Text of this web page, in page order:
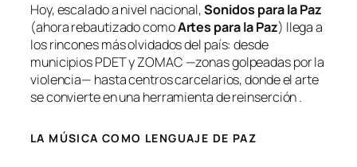
Hoy, escalado a nivel nacional,Sonidos para la Paz
(ahora rebautizado comoArtes para la Paz) llega a
los rincones más olvidados del país: desde
municipios PDET y ZOMAC —zonas golpeadas por la
violencia— hasta centros carcelarios, donde el arte
se convierte en una herramienta de reinserción .
LA MÚSICA COMO LENGUAJE DE PAZ